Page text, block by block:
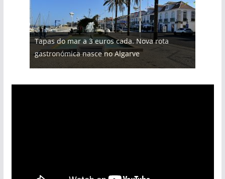
Tapas do mar a 3 euros cada. Nova rota
gastronómica nasce no Algarve